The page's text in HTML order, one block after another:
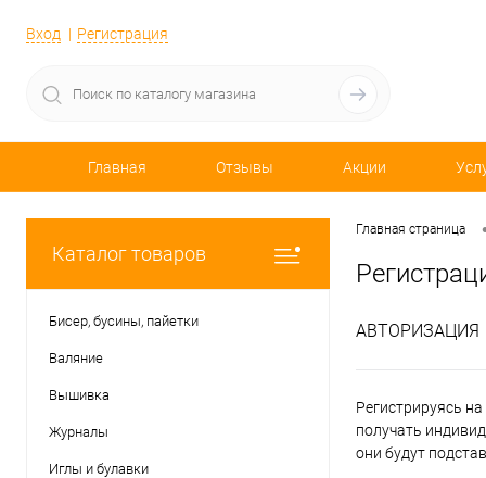
Вход Регистрация
Главная Отзывы Акции
Каталог товаров
Бисер, бусины, пайетки
Валяние
Вышивка
Журналы
Иглы и булавки
Главная страница
АВТОРИЗАЦИЯ
Регистрируясь
получать
они будут